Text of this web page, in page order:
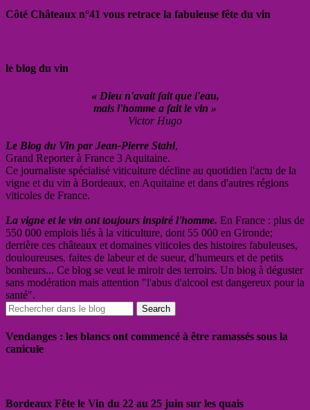
Côté Châteaux n°41 vous retrace la fabuleuse fête du vin
le blog du vin
« Dieu n'avait fait que l'eau,
mais l'homme a fait le vin »
Victor Hugo
Le Blog du Vin par Jean-Pierre Stahl,
Grand Reporter à France 3 Aquitaine.
Ce journaliste spécialisé viticulture décline au quotidien l'actu de la
vigne et du vin à Bordeaux, en Aquitaine et dans d'autres régions
viticoles de France.
La vigne et le vin ont toujours inspiré l'homme. En France : plus de
550 000 emplois liés à la viticulture, dont 55 000 en Gironde;
derrière ces châteaux et domaines viticoles des histoires fabuleuses,
douloureuses, faites de labeur et de sueur, d'humeurs et de petits
bonheurs... Ce blog se veut le miroir des terroirs. Un blog à déguster
sans modération mais attention "l'abus d'alcool est dangereux pour la
santé".
Vendanges : les blancs ont commencé à être ramassés sous la
canicule
Bordeaux Fête le Vin du 22 au 25 juin sur les quais